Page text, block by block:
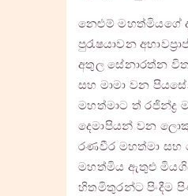
නෙළුම් මහත්මියගේ
පුරැෂයාවන
අතුල සේනාරත්න
සහ මාමා වන
මහත්මාට ත් රජින්ද්‍ර
දෙමාපියන් වන
රණවීර මහත්මා සහ
මහත්මිය ඇතුළු
හිතමිතුරන්ට පිංදීම